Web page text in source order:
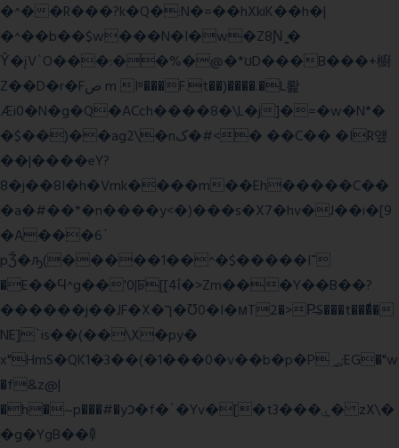
�^��R���?k�Q�:N�=��hXkiK��h�|
�^��b��$w���N�I�w�Z8Ɲ ͚�
Ŷ�įV`O���:��%�@�*ʊD���B���+櫥
Z��D�r�Fص m Iʶ���F.t��)����.�L뢅
Æi0�N�g�Q�ACch����8�\L�j]�=�w�N*�
�$��)��ag2\�nک�#<� ��C�� �IR얲
��|����eY?
8�j��8I�h�Vmk����m��Eh�����C��
�a�#��*�n����y<�)���s�X7�hv�J��i�[9
�A���6`
pǮ�ԡ(�����1��^�$�����I־
�E��Ϥ^g��'0|ꠓ[[4ΐ�>Zm���Y��B��?
������j��JF�X�ך�Ʊ0�I�мT2�>P̶S���t���ͩ�
NE]`is��(��\X�py�
x"HmS�QK1�3��(�1���0�v��b�p�P؃;EG�"w
�f&z@|
�h�~p���#�yכ�f�`�Yv�[�t3���ۑ� zX\�
�g�YgB��龺